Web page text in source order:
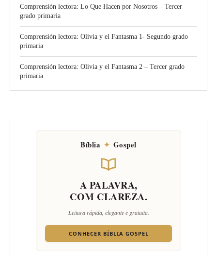
Comprensión lectora: Lo Que Hacen por Nosotros – Tercer
grado primaria
Comprensión lectora: Olivia y el Fantasma 1- Segundo grado
primaria
Comprensión lectora: Olivia y el Fantasma 2 – Tercer grado
primaria
Bíblia ✦ Gospel
A PALAVRA,
COM CLAREZA.
Leitura rápida, elegante e gratuita.
CONHECER BÍBLIA GOSPEL